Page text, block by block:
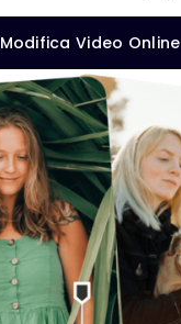
Modifica Video Online